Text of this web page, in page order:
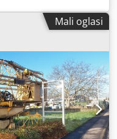
za visinu kukova od
Toranjski sustav
podmazivanja
iz skladišta u
Mali oglasi